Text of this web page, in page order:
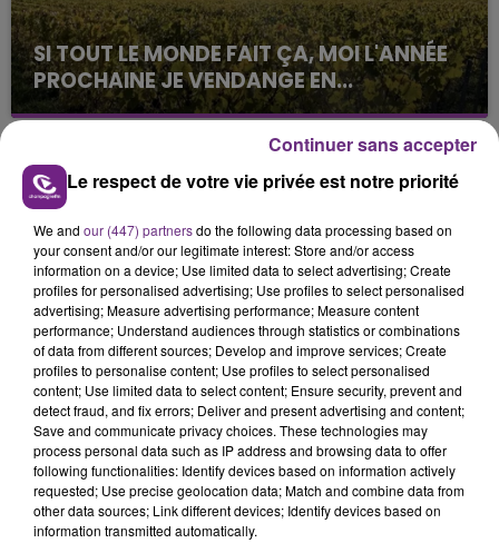
SI TOUT LE MONDE FAIT ÇA, MOI L'ANNÉE
PROCHAINE JE VENDANGE EN...
La vendange en Champagne a débuté ce jeudi 6
août dans la commune de Montgueux (Aube). Du
jamais vu !
L'INSPECTION DU TRAVAIL RAPPELLE À
L'ORDRE SUR LES CONDITIONS DE...
Alors que les dates de début des vendange 2026
s'est avéré être plus précoce que prévu,
l'inspection du Travail en profite pour rappeler
les conditions de...
TITRES DIFFUSÉS
21h57
21h57
Le respect de votre vie privée est notre priorité
We and our (447) partnersdo the following data processing based on
your consent and/or our legitimate interest: Store and/or access
information on a device; Use limited data to select advertising; Create
profiles for personalised advertising; Use profiles to select personalised
advertising; Measure advertising performance; Measure content
performance; Understand audiences through statistics or combinations
of data from different sources; Develop and improve services; Create
profiles to personalise content; Use profiles to select personalised
content; Use limited data to select content; Ensure security, prevent and
detect fraud, and fix errors; Deliver and present advertising and content;
Save and communicate privacy choices. These technologies may
process personal data such as IP address and browsing data to offer
following functionalities: Identify devices based on information actively
requested; Use precise geolocation data; Match and combine data from
other data sources; Link different devices; Identify devices based on
information transmitted automatically.
Continuer sans accepter